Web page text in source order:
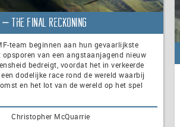
The Final Reckoning
team beginnen aan hun gevaarlijkste
van een angstaanjagend nieuw
bedreigt, voordat het in verkeerde
dodelijke race rond de wereld waarbij
en het lot van de wereld op het spel
Christopher McQuarrie